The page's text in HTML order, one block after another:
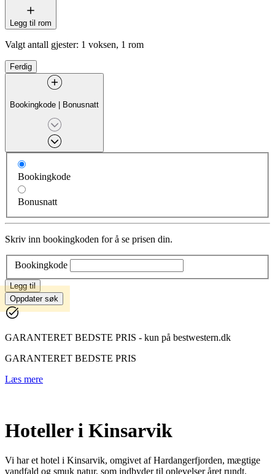
Legg til rom
Valgt antall gjester: 1 voksen, 1 rom
Ferdig
Bookingkode | Bonusnatt
Bookingkode
Bonusnatt
Skriv inn bookingkoden for å se prisen din.
Bookingkode
Legg til
Oppdater søk
GARANTERET BEDSTE PRIS - kun på bestwestern.dk
GARANTERET BEDSTE PRIS
Læs mere
Hoteller i Kinsarvik
Vi har et hotel i Kinsarvik, omgivet af Hardangerfjorden, mægtige
vandfald og smuk natur, som indbyder til oplevelser året rundt.